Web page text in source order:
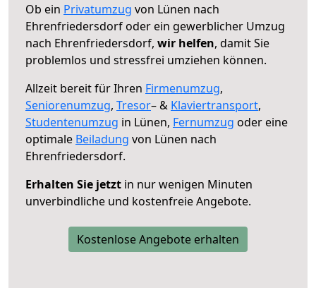
Ob ein Privatumzug von Lünen nach
Ehrenfriedersdorf oder ein gewerblicher Umzug
nach Ehrenfriedersdorf, wir helfen, damit Sie
problemlos und stressfrei umziehen können.
Allzeit bereit für Ihren Firmenumzug,
Seniorenumzug, Tresor– & Klaviertransport,
Studentenumzug in Lünen, Fernumzug oder eine
optimale Beiladung von Lünen nach
Ehrenfriedersdorf.
Erhalten Sie jetzt in nur wenigen Minuten
unverbindliche und kostenfreie Angebote.
Kostenlose Angebote erhalten